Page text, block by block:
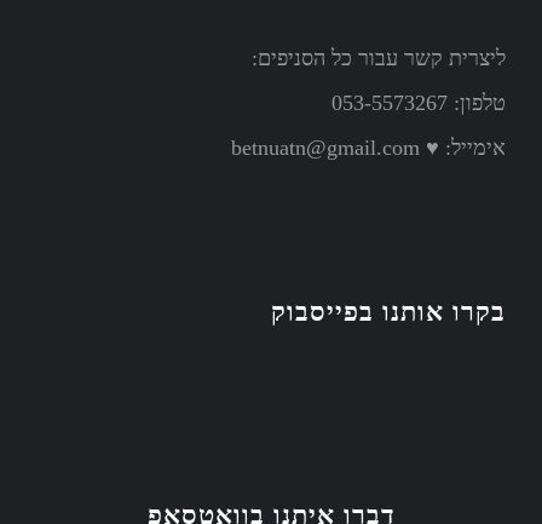
ליצרית קשר עבור כל הסניפים:
טלפון: 053-5573267
אימייל: ♥ betnuatn@gmail.com
בקרו אותנו בפייסבוק
דברו איתנו בוואטסאפ